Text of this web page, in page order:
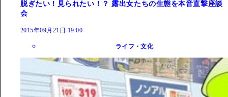
脱ぎたい！見られたい！？ 露出女たちの生態を本音直撃座談
会
2015年09月21日 19:00
ライフ・文化